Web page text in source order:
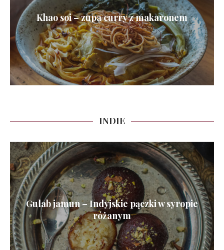
Khao soi – zupa curry z makaronem
INDIE
Gulab jamun – Indyjskie pączki w syropie
różanym